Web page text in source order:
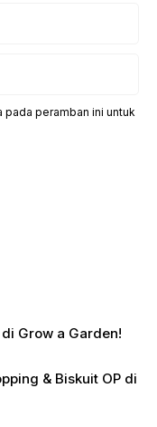
pada peramban ini untuk
Grow a Garden!